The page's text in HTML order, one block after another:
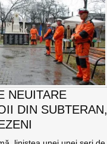
NEUITARE
DIN SUBTERAN,